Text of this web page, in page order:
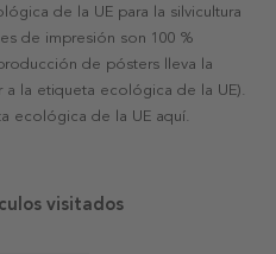
de la UE para la silvicultura
de impresión son 100 %
de pósters lleva la
a la etiqueta ecológica de la UE).
ecológica de la UE aquí.
visitados